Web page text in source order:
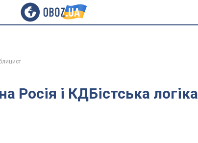
Росія і КДБістська логіка